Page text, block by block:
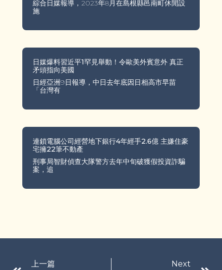
綜合日媒報導，2023年8月在島根縣邑南町休閒設
施
日媒爆料習近平1罕見舉動！令歐美外賓意外 真正
矛頭指向美國
日經亞洲9日報導，中日去年底因日相高市早苗
「台灣有
連鎖電腦公司經營地下銀行4年經手2.6億 主嫌住豪
宅擁22筆不動產
刑事局智財偵查大隊警方去年中旬破獲假投資詐騙
案，追
上一篇 Next